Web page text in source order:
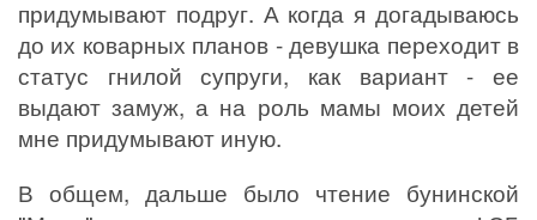
придумывают подруг. А когда я догадываюсь
до их коварных планов - девушка переходит в
статус гнилой супруги, как вариант - ее
выдают замуж, а на роль мамы моих детей
мне придумывают иную.
В общем, дальше было чтение бунинской